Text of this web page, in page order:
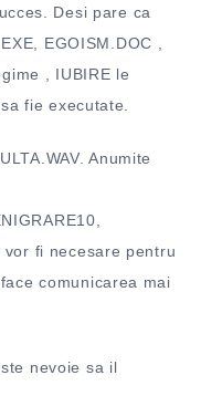
Desi pare ca
EGOISM.DOC ,
, IUBIRE le
fie executate.
Anumite
vor fi necesare pentru
comunicarea mai
nevoie sa il